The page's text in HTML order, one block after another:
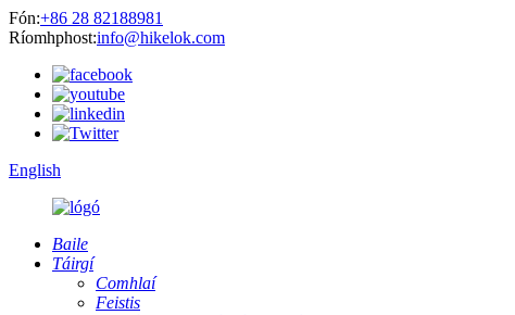
Fón:+86 28 82188981
Ríomhphost:info@hikelok.com
English
Baile
Táirgí
Comhlaí
Feistis